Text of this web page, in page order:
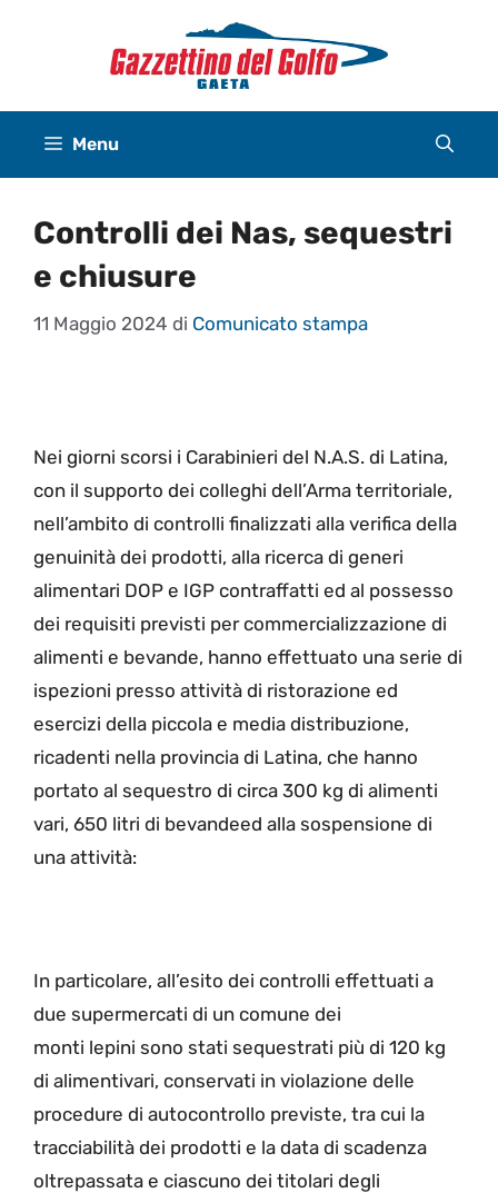
Menu
Controlli dei Nas, sequestri
e chiusure
11 Maggio 2024 di Comunicato stampa
Nei giorni scorsi i Carabinieri del N.A.S. di Latina,
con il supporto dei colleghi dell’Arma territoriale,
nell’ambito di controlli finalizzati alla verifica della
genuinità dei prodotti, alla ricerca di generi
alimentari DOP e IGP contraffatti ed al possesso
dei requisiti previsti per commercializzazione di
alimenti e bevande, hanno effettuato una serie di
ispezioni presso attività di ristorazione ed
esercizi della piccola e media distribuzione,
ricadenti nella provincia di Latina, che hanno
portato al sequestro di circa 300 kg di alimenti
vari, 650 litri di bevandeed alla sospensione di
una attività:
In particolare, all’esito dei controlli effettuati a
due supermercati di un comune dei
monti lepini sono stati sequestrati più di 120 kg
di alimentivari, conservati in violazione delle
procedure di autocontrollo previste, tra cui la
tracciabilità dei prodotti e la data di scadenza
oltrepassata e ciascuno dei titolari degli